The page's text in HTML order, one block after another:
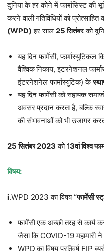
दुनिया के हर कोने में फार्मासिस्ट की
करने वाली गतिविधियों को
(WPD) हर साल 25सितंबरको
यह दिन फार्मेसी, फार्मास्युटिकल
वैश्विक निकाय, इंटरनेशनल
इंटरनेशनेल फार्मास्युटिक) के
यह दिन फार्मेसी को सहायक
अवसर प्रदान करता है, बल्कि
की संभावनाओं को भी उजागर
25सितंबर2023 को13वां विश्व
विषय:
i.WPD 2023 का विषय “फार्मेसी
फार्मेसी एक अच्छी तरह से कार्य
जैसा कि COVID-19 महामारी ने
WPD का विषय प्रतिवर्ष FIP